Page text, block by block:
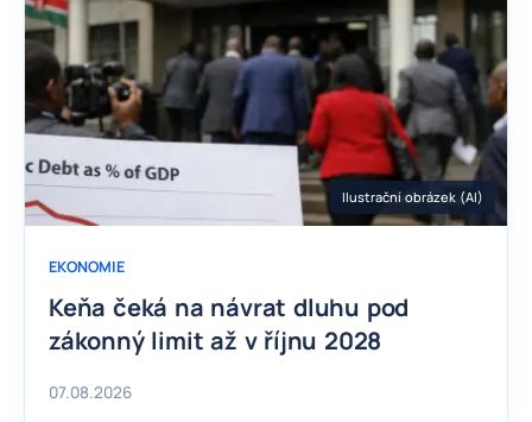
Ilustrační obrázek (AI)
EKONOMIE
Keňa čeká na návrat dluhu pod
zákonný limit až v říjnu 2028
07.08.2026